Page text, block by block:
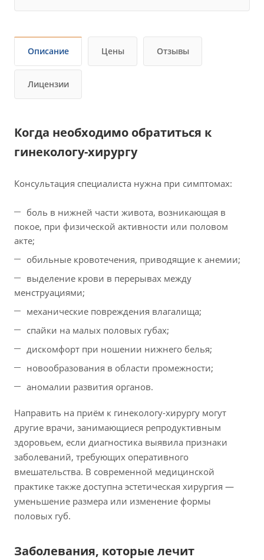
Описание Цены Отзывы
Лицензии
Когда необходимо обратиться к
гинекологу-хирургу
Консультация специалиста нужна при симптомах:
боль в нижней части живота, возникающая в
покое, при физической активности или половом
акте;
обильные кровотечения, приводящие к анемии;
выделение крови в перерывах между
менструациями;
механические повреждения влагалища;
спайки на малых половых губах;
дискомфорт при ношении нижнего белья;
новообразования в области промежности;
аномалии развития органов.
Направить на приём к гинекологу-хирургу могут
другие врачи, занимающиеся репродуктивным
здоровьем, если диагностика выявила признаки
заболеваний, требующих оперативного
вмешательства. В современной медицинской
практике также доступна эстетическая хирургия —
уменьшение размера или изменение формы
половых губ.
Заболевания, которые лечит